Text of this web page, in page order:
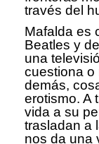
través del
Mafalda es
Beatles y
una
cuestiona o
demás,
erotismo. A
vida a su
trasladan a
nos da una